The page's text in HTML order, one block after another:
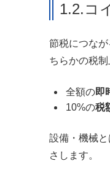
1.2.コ
節税につな
ちらかの税
全額の即
10%の税
設備・機械
さします。